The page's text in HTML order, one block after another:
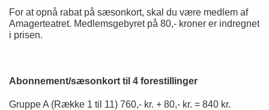
For at opnå rabat på sæsonkort, skal du være medlem af
Amagerteatret. Medlemsgebyret på 80,- kroner er indregnet
i prisen.
Abonnement/sæsonkort til 4 forestillinger
Gruppe A (Række 1 til 11) 760,- kr. + 80,- kr. = 840 kr.